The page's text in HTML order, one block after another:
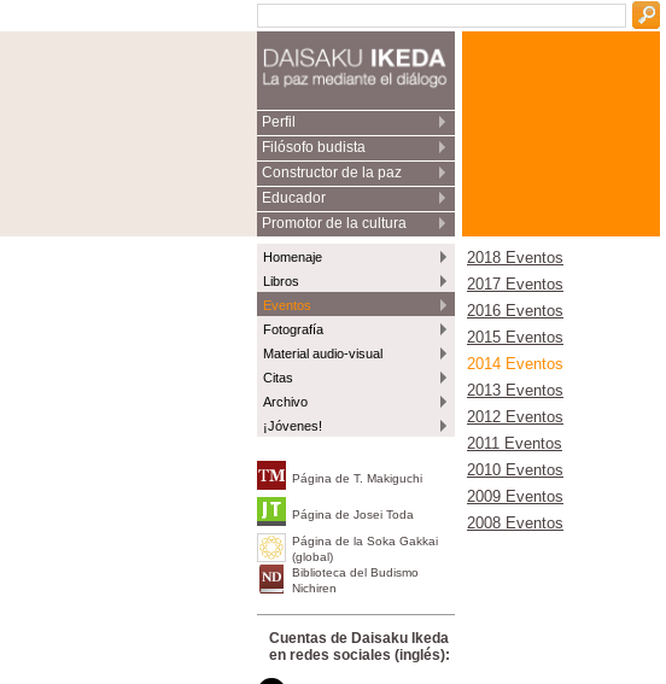
Perfil
Filósofo budista
Constructor de la paz
Educador
Promotor de la cultura
Homenaje
Libros
Eventos
Fotografía
Material audio-visual
Citas
Archivo
¡Jóvenes!
Página de T. Makiguchi
Página de Josei Toda
Página de la Soka Gakkai
(global)
Biblioteca del Budismo
Nichiren
Cuentas de Daisaku Ikeda
en redes sociales (inglés):
2018 Eventos
2017 Eventos
2016 Eventos
2015 Eventos
2014 Eventos
2013 Eventos
2012 Eventos
2011 Eventos
2010 Eventos
2009 Eventos
2008 Eventos